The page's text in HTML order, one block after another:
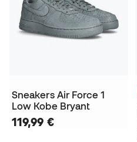
Sneakers Air Force 1
Low Kobe Bryant
119,99 €